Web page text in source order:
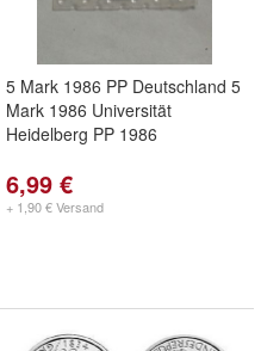
5 Mark 1986 PP Deutschland 5
Mark 1986 Universität
Heidelberg PP 1986
6,99 €
+ 1,90 € Versand